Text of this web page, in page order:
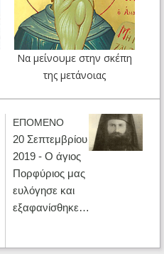
Nα μείνουμε στην σκέπη
της μετάνοιας
ΕΠΟΜΕΝΟ
20 Σεπτεμβρίου
2019 - Ο άγιος
Πορφύριος μας
ευλόγησε και
εξαφανίσθηκε…